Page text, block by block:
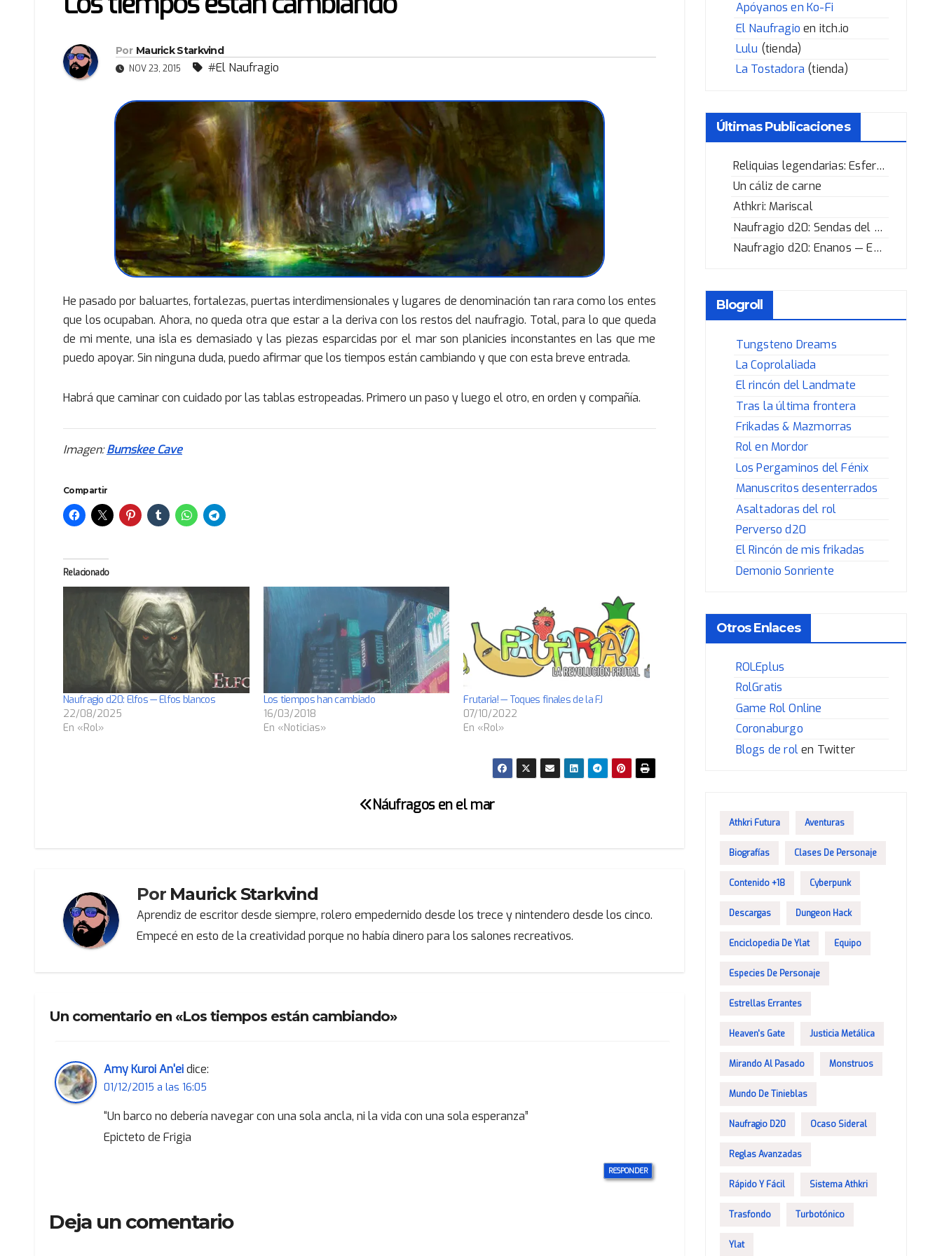
Por Maurick Starkvind
NOV 23, 2015 #El Naufragio
He pasado por baluartes, fortalezas, puertas interdimensionales y lugares de denominación tan rara como los entes
que los ocupaban. Ahora, no queda otra que estar a la deriva con los restos del naufragio. Total, para lo que queda
de mi mente, una isla es demasiado y las piezas esparcidas por el mar son planicies inconstantes en las que me
puedo apoyar. Sin ninguna duda, puedo afirmar que los tiempos están cambiando y que con esta breve entrada.
Habrá que caminar con cuidado por las tablas estropeadas. Primero un paso y luego el otro, en orden y compañía.
Imagen:Bumskee Cave
Compartir
Relacionado
Naufragio d20: Elfos — Elfos blancos
22/08/2025
En «Rol»
Los tiempos han cambiado
16/03/2018
En «Noticias»
Frutaria! — Toques finales de la FJ
07/10/2022
En «Rol»
Náufragos en el mar
Por Maurick Starkvind
Aprendiz de escritor desde siempre, rolero empedernido desde los trece y nintendero desde los cinco.
Empecé en esto de la creatividad porque no había dinero para los salones recreativos.
Un comentario en «Los tiempos están cambiando»
Amy Kuroi An'eidice:
01/12/2015 a las 16:05
“Un barco no debería navegar con una sola ancla, ni la vida con una sola esperanza”
Epicteto de Frigia
RESPONDER
Deja un comentario
Apóyanos en Ko-Fi
El Naufragio en itch.io
Lulu (tienda)
La Tostadora (tienda)
Últimas Publicaciones
Reliquias legendarias: Esfera de los Corazones Rotos
Un cáliz de carne
Athkri: Mariscal
Naufragio d20: Sendas del Héroe
Naufragio d20: Enanos — Enano selvático
Blogroll
Tungsteno Dreams
La Coprolaliada
El rincón del Landmate
Tras la última frontera
Frikadas & Mazmorras
Rol en Mordor
Los Pergaminos del Fénix
Manuscritos desenterrados
Asaltadoras del rol
Perverso d20
El Rincón de mis frikadas
Demonio Sonriente
Otros Enlaces
ROLEplus
RolGratis
Game Rol Online
Coronaburgo
Blogs de rolen Twitter
Athkri Futura Aventuras
Biografías Clases De Personaje
Contenido +18 Cyberpunk
Descargas Dungeon Hack
Enciclopedia De Ylat Equipo
Especies De Personaje
Estrellas Errantes
Heaven's Gate Justicia Metálica
Mirando Al Pasado Monstruos
Mundo De Tinieblas
Naufragio D20 Ocaso Sideral
Reglas Avanzadas
Rápido Y Fácil Sistema Athkri
Trasfondo Turbotónico
Ylat